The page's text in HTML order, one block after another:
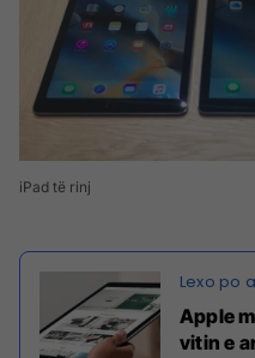
iPad të rinj
Apple
vitin e